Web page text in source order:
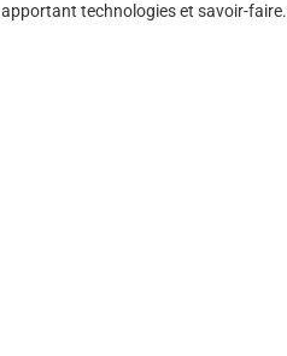
apportant technologies et savoir-faire.